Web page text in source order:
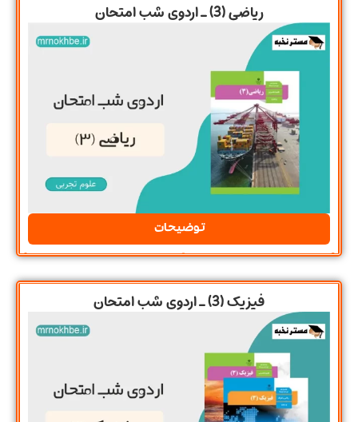
ریاضی (3) ـ اردوی شب امتحان
توضیحات
فیزیک (3) ـ اردوی شب امتحان